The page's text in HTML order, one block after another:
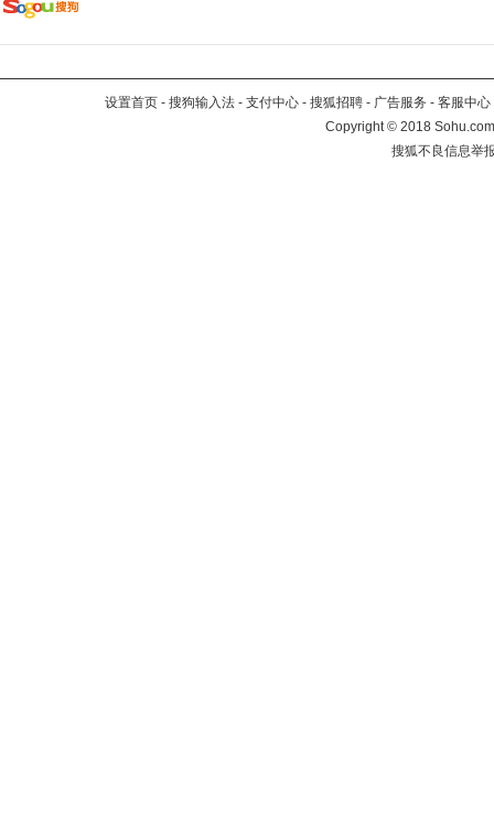
设置首页 - 搜狗输入法 - 支付中心 - 搜狐招聘 - 广告服务 - 客服中心
Copyright©2018
搜狐不良信息举